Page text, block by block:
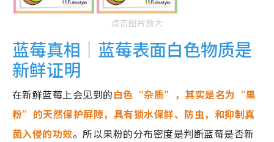
点击图片放大
蓝莓真相｜蓝莓表面白色物质是
新鲜证明
在新鲜蓝莓上会见到的白色“杂质”，其实是名为“果
粉”的天然保护屏障，具有锁水保鲜、防虫，和抑制真
菌入侵的功效。所以果粉的分布密度是判断蓝莓是否新